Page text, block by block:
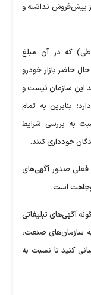
پیش‌فروش نداشته و
که در آن مبلغ
حاضر بازار خودرو
این سازمان نیست و
بنابرین به تمام
به بررسی شرایط
خودداری کنند.
فعلی صدور آگهی‌های
وجاهت است.
آگهی‌های تبلیغاتی
۱۲۴ یا مراجعه به سازمان‌های صنعت،
کنید تا نسبت به